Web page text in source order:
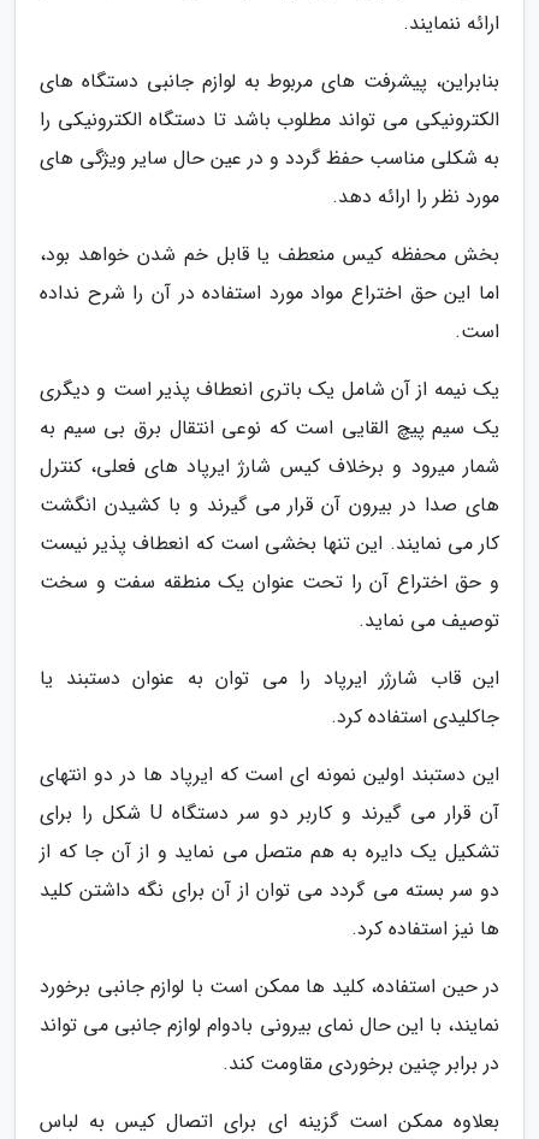
ارائه ننمایند.
بنابراین، پیشرفت های مربوط به لوازم جانبی دستگاه های
الکترونیکی می تواند مطلوب باشد تا دستگاه الکترونیکی را
به شکلی مناسب حفظ گردد و در عین حال سایر ویژگی های
مورد نظر را ارائه دهد.
بخش محفظه کیس منعطف یا قابل خم شدن خواهد بود،
اما این حق اختراع مواد مورد استفاده در آن را شرح نداده
است.
یک نیمه از آن شامل یک باتری انعطاف پذیر است و دیگری
یک سیم پیچ القایی است که نوعی انتقال برق بی سیم به
شمار میرود و برخلاف کیس شارژ ایرپاد های فعلی، کنترل
های صدا در بیرون آن قرار می گیرند و با کشیدن انگشت
کار می نمایند. این تنها بخشی است که انعطاف پذیر نیست
و حق اختراع آن را تحت عنوان یک منطقه سفت و سخت
توصیف می نماید.
این قاب شارژر ایرپاد را می توان به عنوان دستبند یا
جاکلیدی استفاده کرد.
این دستبند اولین نمونه ای است که ایرپاد ها در دو انتهای
آن قرار می گیرند و کاربر دو سر دستگاه U شکل را برای
تشکیل یک دایره به هم متصل می نماید و از آن جا که از
دو سر بسته می گردد می توان از آن برای نگه داشتن کلید
ها نیز استفاده کرد.
در حین استفاده، کلید ها ممکن است با لوازم جانبی برخورد
نمایند، با این حال نمای بیرونی بادوام لوازم جانبی می تواند
در برابر چنین برخوردی مقاومت کند.
بعلاوه ممکن است گزینه ای برای اتصال کیس به لباس